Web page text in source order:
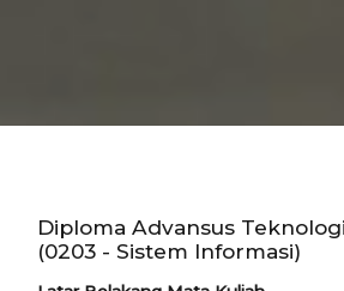
Diploma Advansus
(0203 - Sistem Informasi)